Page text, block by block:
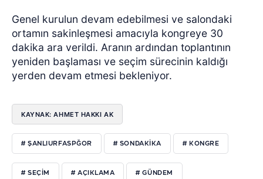
Genel kurulun devam edebilmesi ve salondaki
ortamın sakinleşmesi amacıyla kongreye 30
dakika ara verildi. Aranın ardından toplantının
yeniden başlaması ve seçim sürecinin kaldığı
yerden devam etmesi bekleniyor.
KAYNAK: AHMET HAKKI AK
# ŞANLIURFASPĞOR # SONDAKIKA # KONGRE
# SEÇIM # AÇIKLAMA # GÜNDEM